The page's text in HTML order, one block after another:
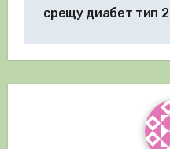
срещу диабет тип 2